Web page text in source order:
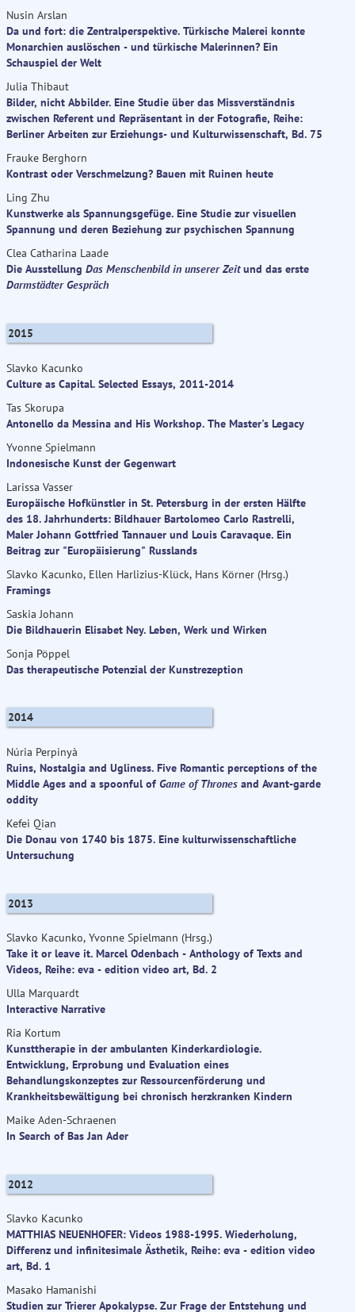
Nusin Arslan
Da und fort: die Zentralperspektive. Türkische Malerei konnte
Monarchien auslöschen - und türkische Malerinnen? Ein
Schauspiel der Welt
Julia Thibaut
Bilder, nicht Abbilder. Eine Studie über das Missverständnis
zwischen Referent und Repräsentant in der Fotografie, Reihe:
Berliner Arbeiten zur Erziehungs- und Kulturwissenschaft, Bd. 75
Frauke Berghorn
Kontrast oder Verschmelzung? Bauen mit Ruinen heute
Ling Zhu
Kunstwerke als Spannungsgefüge. Eine Studie zur visuellen
Spannung und deren Beziehung zur psychischen Spannung
Clea Catharina Laade
Die Ausstellung Das Menschenbild in unserer Zeitund das erste
Darmstädter Gespräch
2015
Slavko Kacunko
Culture as Capital. Selected Essays, 2011-2014
Tas Skorupa
Antonello da Messina and His Workshop. The Master's Legacy
Yvonne Spielmann
Indonesische Kunst der Gegenwart
Larissa Vasser
Europäische Hofkünstler in St. Petersburg in der ersten Hälfte
des 18. Jahrhunderts: Bildhauer Bartolomeo Carlo Rastrelli,
Maler Johann Gottfried Tannauer und Louis Caravaque. Ein
Beitrag zur "Europäisierung" Russlands
Slavko Kacunko, Ellen Harlizius-Klück, Hans Körner (Hrsg.)
Framings
Saskia Johann
Die Bildhauerin Elisabet Ney. Leben, Werk und Wirken
Sonja Pöppel
Das therapeutische Potenzial der Kunstrezeption
2014
Núria Perpinyà
Ruins, Nostalgia and Ugliness. Five Romantic perceptions of the
Middle Ages and a spoonful of Game of Thrones and Avant-garde
oddity
Kefei Qian
Die Donau von 1740 bis 1875. Eine kulturwissenschaftliche
Untersuchung
2013
Slavko Kacunko, Yvonne Spielmann (Hrsg.)
Take it or leave it. Marcel Odenbach - Anthology of Texts and
Videos, Reihe: eva - edition video art, Bd. 2
Ulla Marquardt
Interactive Narrative
Ria Kortum
Kunsttherapie in der ambulanten Kinderkardiologie.
Entwicklung, Erprobung und Evaluation eines
Behandlungskonzeptes zur Ressourcenförderung und
Krankheitsbewältigung bei chronisch herzkranken Kindern
Maike Aden-Schraenen
In Search of Bas Jan Ader
2012
Slavko Kacunko
MATTHIAS NEUENHOFER: Videos 1988-1995. Wiederholung,
Differenz und infinitesimale Ästhetik, Reihe: eva - edition video
art, Bd. 1
Masako Hamanishi
Studien zur Trierer Apokalypse. Zur Frage der Entstehung und